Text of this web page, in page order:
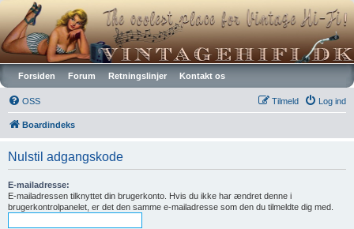
Vintagehifi.dk
Forsiden Forum Retningslinjer Kontakt os
OSS Log ind
Tilmeld
Boardindeks
Nulstil adgangskode
E-mailadresse:
E-mailadressen tilknyttet din brugerkonto. Hvis du ikke har ændret denne i
brugerkontrolpanelet, er det den samme e-mailadresse som den du tilmeldte dig med.